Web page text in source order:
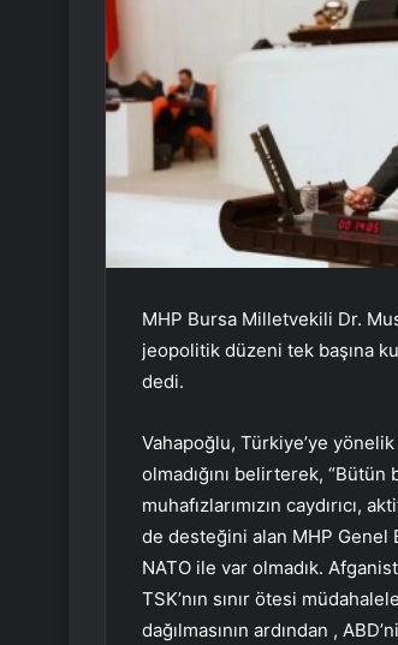
MHP Bursa Milletvekili Dr.
jeopolitik düzeni tek başına
dedi.
Vahapoğlu, Türkiye’ye
olmadığını belirterek,
muhafızlarımızın
de desteğini alan MHP Genel
NATO ile var olmadık.
TSK’nın sınır ötesi
dağılmasının ardından ,